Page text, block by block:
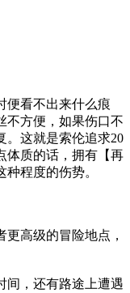
看不出来什么痕
不方便，如果伤口不
。这就是索伦追求20
体质的话，拥有【再
程度的伤势。
高级的冒险地点，
，还有路途上遭遇